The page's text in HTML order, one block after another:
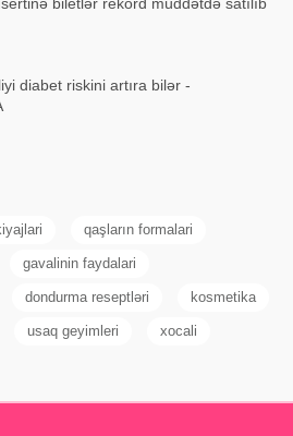
diabet riskini artıra bilər -
qaşların formalari
gavalinin faydalari
dondurma reseptləri kosmetika
usaq geyimleri xocali